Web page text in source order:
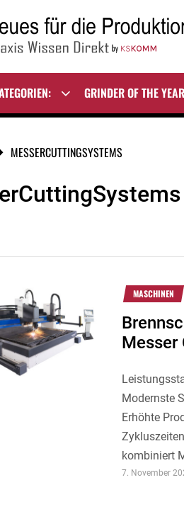
FÜR DIE
Show
menu
GRINDER OF THE YEAR
MESSERCUTTINGSYSTEMS
MASCHINEN
Messer
Modernste
Erhöhte
kombiniert
7. November